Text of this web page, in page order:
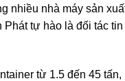
nhiều nhà máy sản
tự hào là đối tác tin
từ 1.5 đến 45 tấn,